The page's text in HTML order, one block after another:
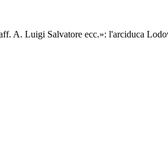
A. Luigi Salvatore ecc.»: l'arciduca